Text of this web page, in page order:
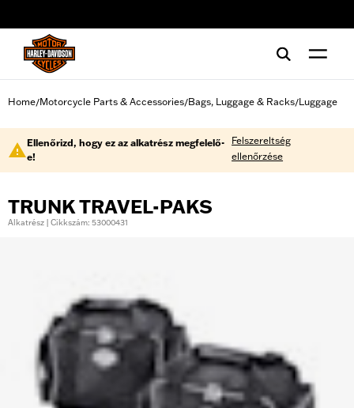
Home/Motorcycle Parts & Accessories/Bags, Luggage & Racks/Luggage
Ellenőrizd, hogy ez az alkatrész megfelelő-
e!
Felszereltség
ellenőrzése
TRUNK TRAVEL-PAKS
Alkatrész | Cikkszám: 53000431